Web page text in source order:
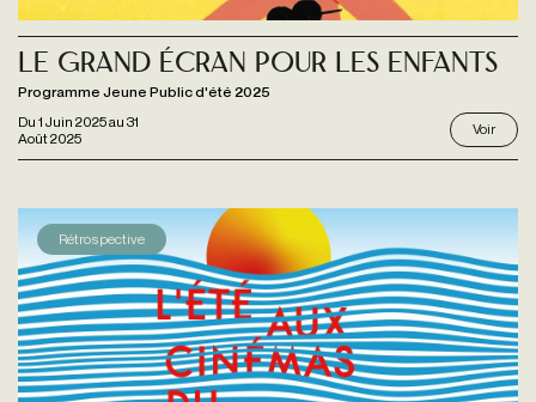
Du 1 Juin 2025au 31
Août 2025
Le Grand Écran pour les enfants
Programme Jeune Public d'été 2025
Voir
Rétrospective